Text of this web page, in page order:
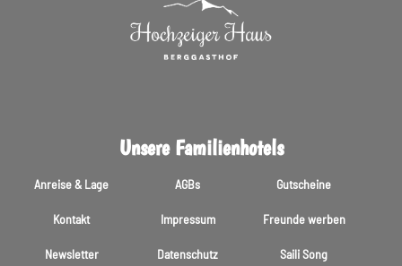
Unsere Familienhotels
Anreise & Lage
Kontakt
Newsletter
AGBs
Impressum
Datenschutz
Gutscheine
Freunde werben
Saili Song